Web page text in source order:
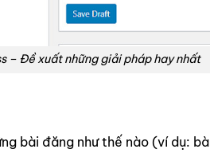
– Đề xuất những giải pháp hay nhất
bài đăng như thế nào (ví dụ: